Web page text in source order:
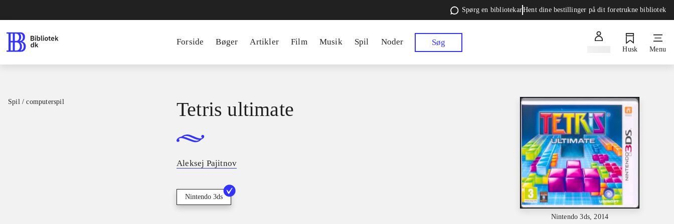
Spørg en bibliotekarHent dine bestillinger på dit foretrukne bibliotek
Forside Bøger Artikler Film Musik Spil Noder Søg
Husk Menu
Spil / computerspil
Nintendo 3ds, 2014
Tetris ultimate
Aleksej Pajitnov
Nintendo 3ds